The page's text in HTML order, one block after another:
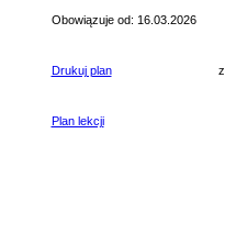
Obowiązuje od: 16.03.2026
Drukuj plan
Plan lekcji